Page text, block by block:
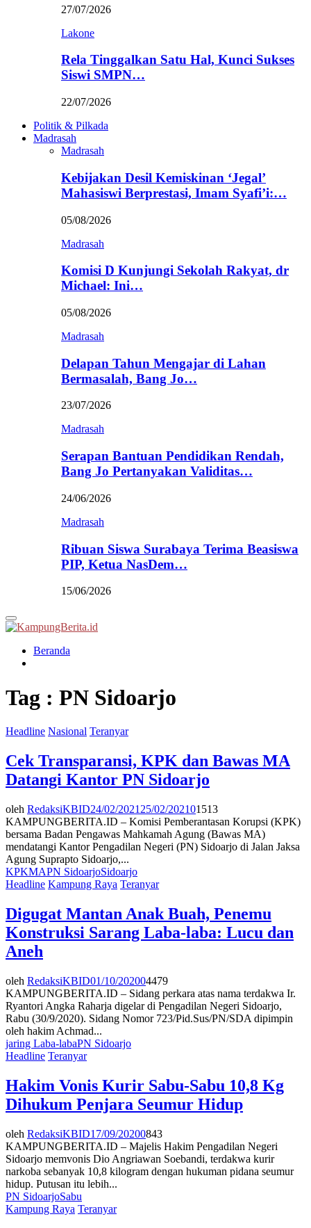
27/07/2026
Lakone
Rela Tinggalkan Satu Hal, Kunci Sukses
Siswi SMPN…
22/07/2026
Politik & Pilkada
Madrasah
Madrasah
Kebijakan Desil Kemiskinan ‘Jegal’
Mahasiswi Berprestasi, Imam Syafi’i:…
05/08/2026
Madrasah
Komisi D Kunjungi Sekolah Rakyat, dr
Michael: Ini…
05/08/2026
Madrasah
Delapan Tahun Mengajar di Lahan
Bermasalah, Bang Jo…
23/07/2026
Madrasah
Serapan Bantuan Pendidikan Rendah,
Bang Jo Pertanyakan Validitas…
24/06/2026
Madrasah
Ribuan Siswa Surabaya Terima Beasiswa
PIP, Ketua NasDem…
15/06/2026
Primary
Menu
Beranda
Tag : PN Sidoarjo
Headline Nasional Teranyar
Cek Transparansi, KPK dan Bawas MA
Datangi Kantor PN Sidoarjo
oleh RedaksiKBID24/02/2021 25/02/202101513
KAMPUNGBERITA.ID – Komisi Pemberantasan Korupsi (KPK)
bersama Badan Pengawas Mahkamah Agung (Bawas MA)
mendatangi Kantor Pengadilan Negeri (PN) Sidoarjo di Jalan Jaksa
Agung Suprapto Sidoarjo,...
KPKMAPN SidoarjoSidoarjo
Headline Kampung Raya Teranyar
Digugat Mantan Anak Buah, Penemu
Konstruksi Sarang Laba-laba: Lucu dan
Aneh
oleh RedaksiKBID01/10/202004479
KAMPUNGBERITA.ID – Sidang perkara atas nama terdakwa Ir.
Ryantori Angka Raharja digelar di Pengadilan Negeri Sidoarjo,
Rabu (30/9/2020). Sidang Nomor 723/Pid.Sus/PN/SDA dipimpin
oleh hakim Achmad...
jaring Laba-labaPN Sidoarjo
Headline Teranyar
Hakim Vonis Kurir Sabu-Sabu 10,8 Kg
Dihukum Penjara Seumur Hidup
oleh RedaksiKBID17/09/20200843
KAMPUNGBERITA.ID – Majelis Hakim Pengadilan Negeri
Sidoarjo memvonis Dio Angriawan Soebandi, terdakwa kurir
narkoba sebanyak 10,8 kilogram dengan hukuman pidana seumur
hidup. Putusan itu lebih...
PN SidoarjoSabu
Kampung Raya Teranyar